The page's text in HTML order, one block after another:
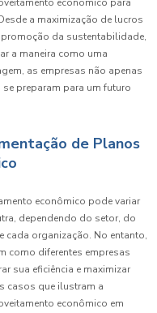
econômico para
a maximização de lucros
da sustentabilidade,
a maneira como uma
as empresas não apenas
preparam para um futuro
de Planos
econômico pode variar
dependendo do setor, do
cada organização. No entanto,
como diferentes empresas
sua eficiência e maximizar
casos que ilustram a
econômico em